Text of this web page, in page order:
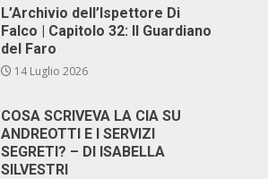
L’Archivio dell’Ispettore Di
Falco | Capitolo 32: Il Guardiano
del Faro
14 Luglio 2026
COSA SCRIVEVA LA CIA SU
ANDREOTTI E I SERVIZI
SEGRETI? – DI ISABELLA
SILVESTRI